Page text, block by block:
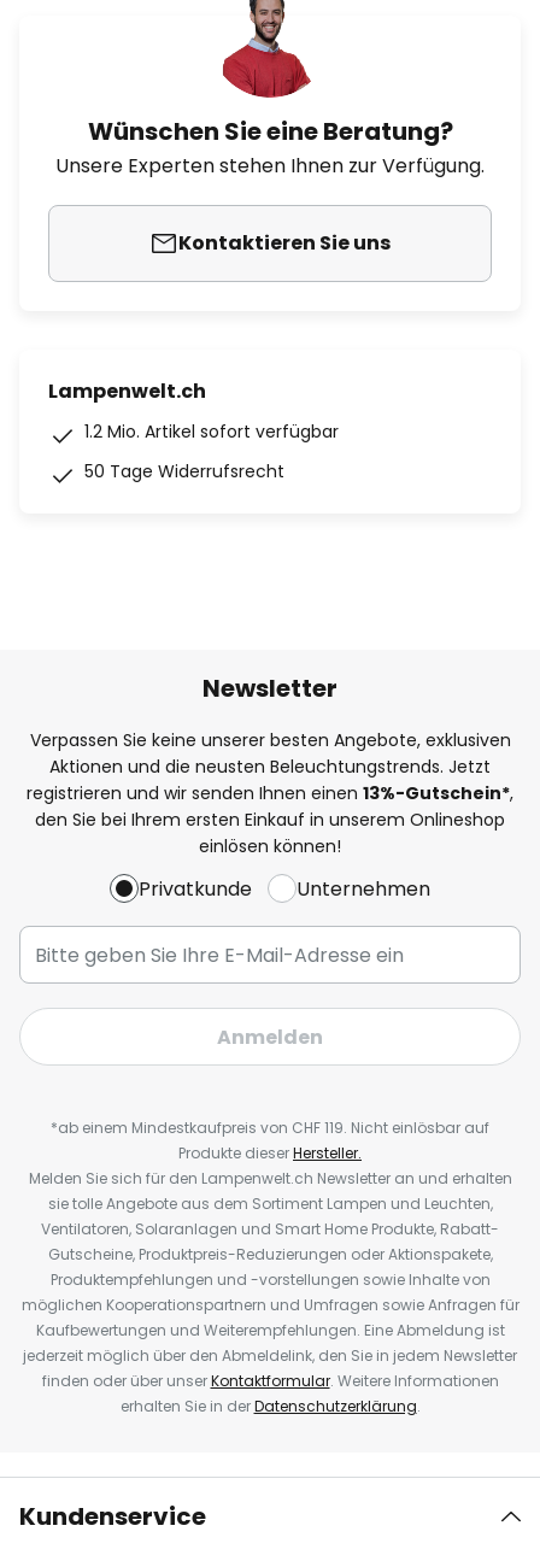
Wünschen Sie eine Beratung?
Unsere Experten stehen Ihnen zur Verfügung.
Kontaktieren Sie uns
Lampenwelt.ch
1.2 Mio. Artikel sofort verfügbar
50 Tage Widerrufsrecht
Newsletter
Verpassen Sie keine unserer besten Angebote, exklusiven
Aktionen und die neusten Beleuchtungstrends. Jetzt
registrieren und wir senden Ihnen einen 13%-Gutschein*,
den Sie bei Ihrem ersten Einkauf in unserem Onlineshop
einlösen können!
Privatkunde Unternehmen
Anmelden
*ab einem Mindestkaufpreis von CHF 119. Nicht einlösbar auf
Produkte dieserHersteller.
Melden Sie sich für den Lampenwelt.ch Newsletter an und erhalten
sie tolle Angebote aus dem Sortiment Lampen und Leuchten,
Ventilatoren, Solaranlagen und Smart Home Produkte, Rabatt-
Gutscheine, Produktpreis-Reduzierungen oder Aktionspakete,
Produktempfehlungen und -vorstellungen sowie Inhalte von
möglichen Kooperationspartnern und Umfragen sowie Anfragen für
Kaufbewertungen und Weiterempfehlungen. Eine Abmeldung ist
jederzeit möglich über den Abmeldelink, den Sie in jedem Newsletter
finden oder über unserKontaktformular. Weitere Informationen
erhalten Sie in derDatenschutzerklärung.
Kundenservice